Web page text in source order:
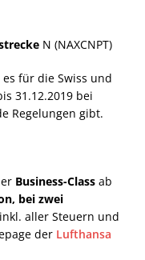
N (NAXCNPT)
für die Swiss und
31.12.2019 bei
Regelungen gibt.
Business-Class ab
bei zwei
inkl. aller Steuern und
der Lufthansa